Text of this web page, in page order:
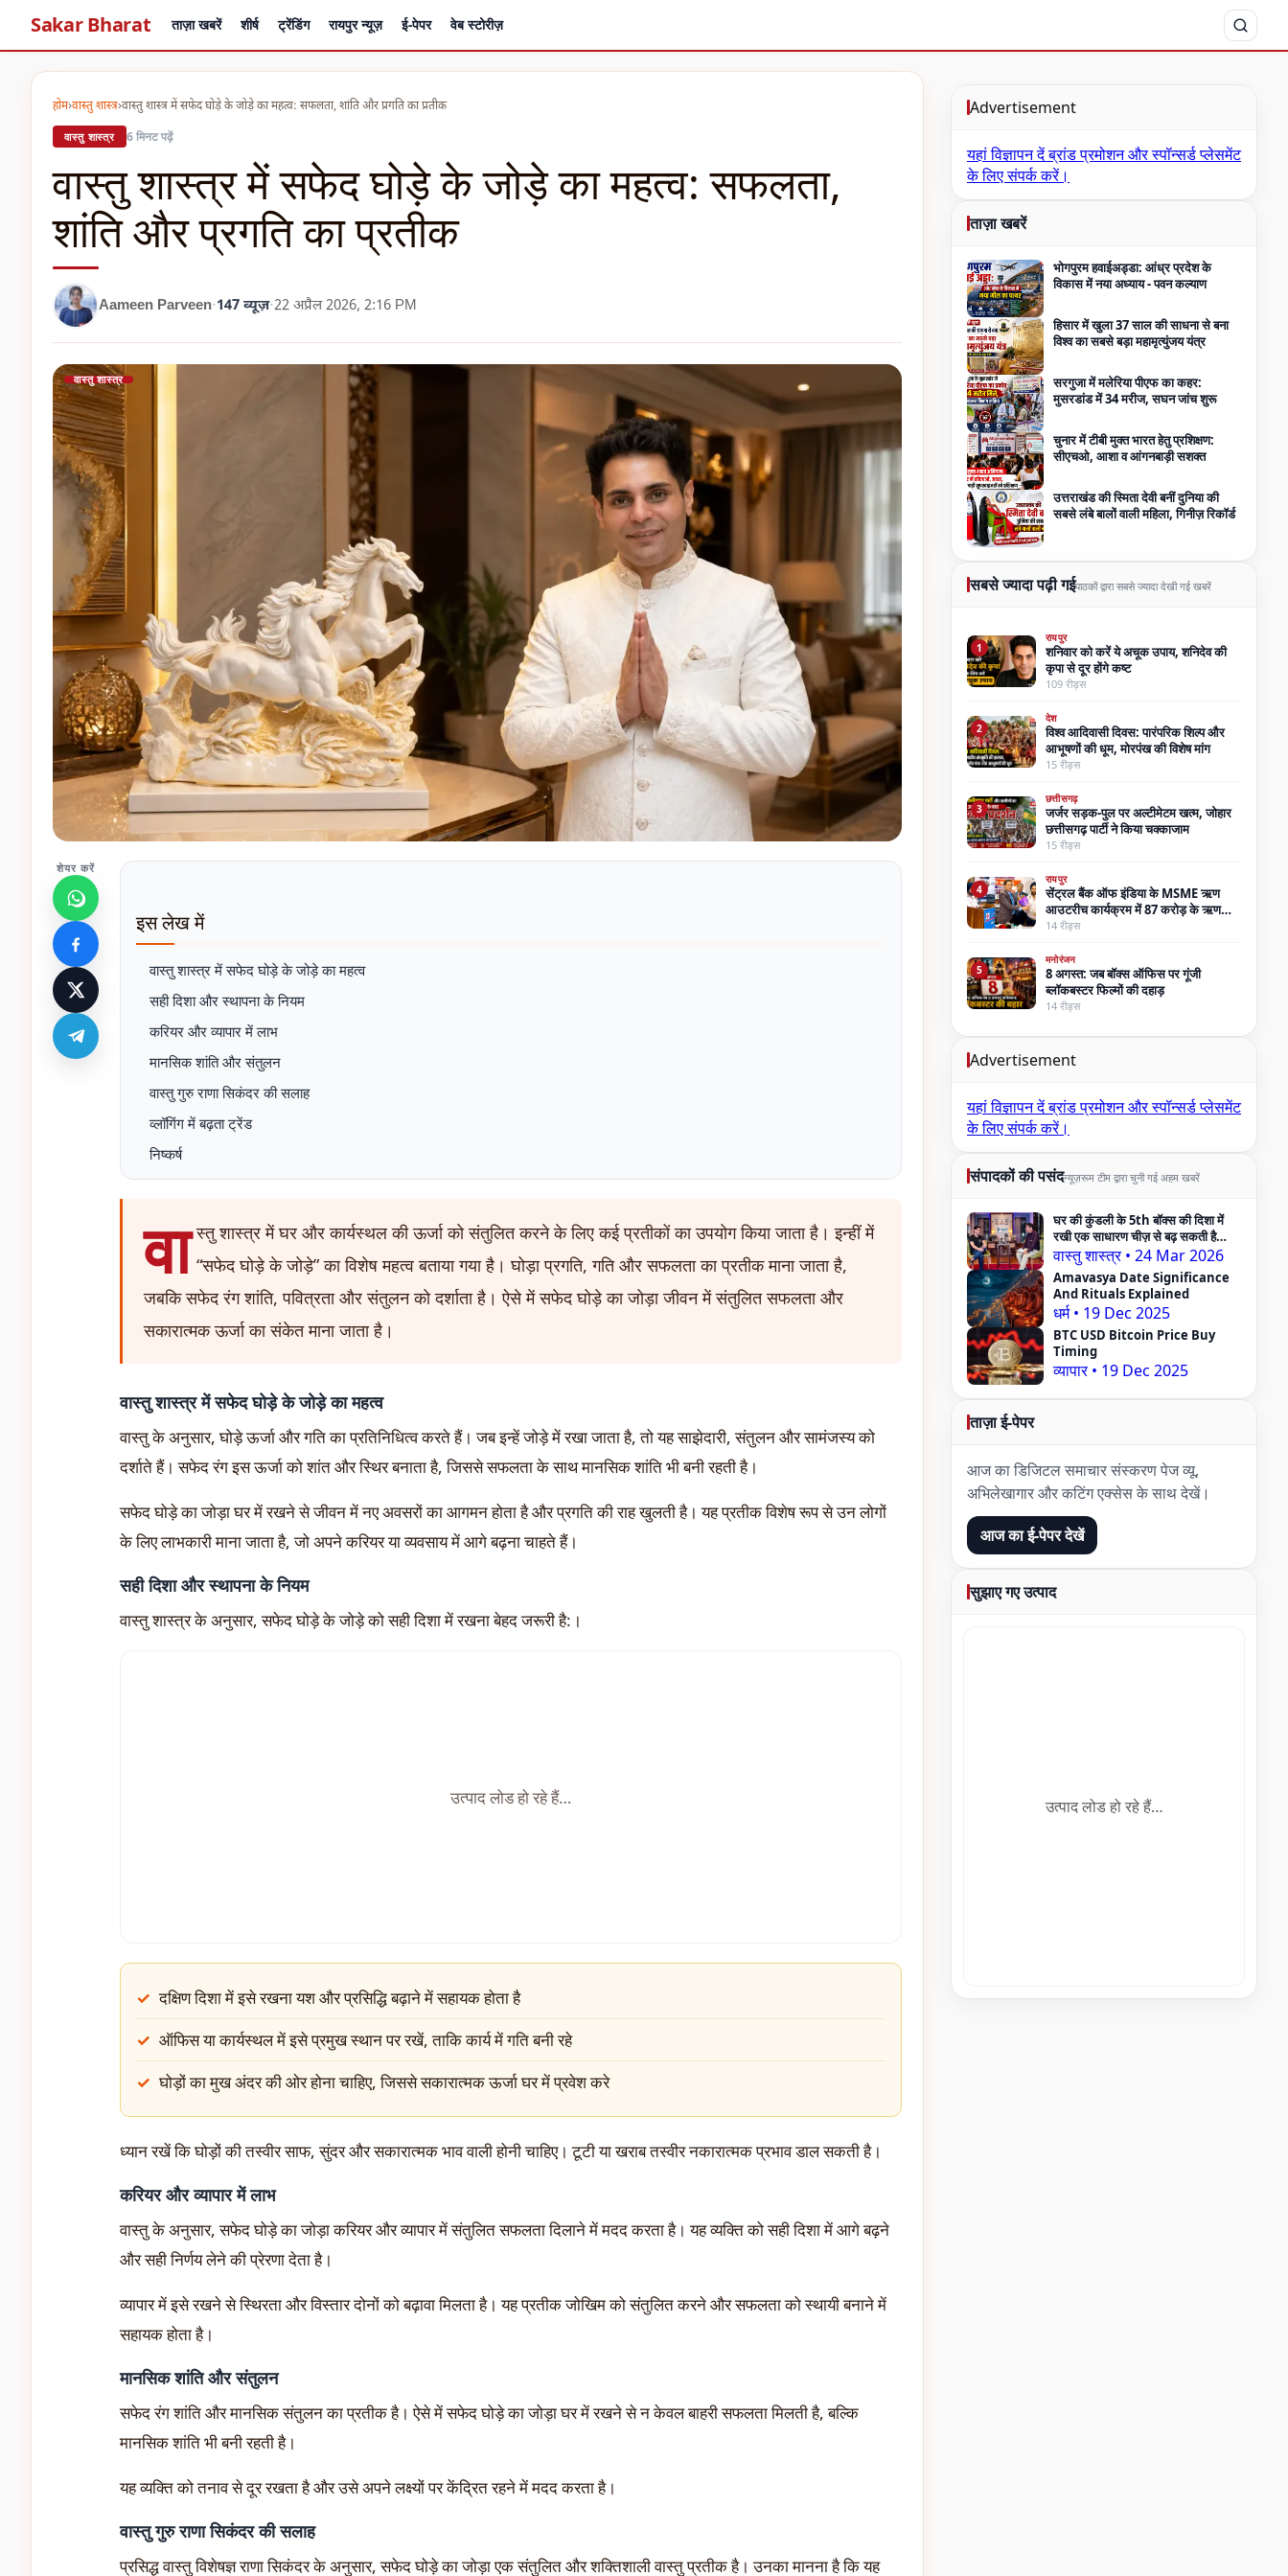
Sakar Bharat ताज़ा खबरें शीर्ष ट्रेंडिंग रायपुर न्यूज़ ई-पेपर वेब स्टोरीज़
होम›वास्तु शास्त्र›वास्तु शास्त्र में सफेद घोड़े के जोड़े का महत्व: सफलता, शांति और प्रगति का प्रतीक
वास्तु शास्त्र 6 मिनट पढ़ें
वास्तु शास्त्र में सफेद घोड़े के जोड़े का महत्व: सफलता,
शांति और प्रगति का प्रतीक
Aameen Parveen·147 व्यूज़·22 अप्रैल 2026, 2:16 PM
वास्तु शास्त्र
शेयर करें
इस लेख में
वास्तु शास्त्र में सफेद घोड़े के जोड़े का महत्व
सही दिशा और स्थापना के नियम
करियर और व्यापार में लाभ
मानसिक शांति और संतुलन
वास्तु गुरु राणा सिकंदर की सलाह
व्लॉगिंग में बढ़ता ट्रेंड
निष्कर्ष
वा स्तु शास्त्र में घर और कार्यस्थल की ऊर्जा को संतुलित करने के लिए कई प्रतीकों का उपयोग किया जाता है। इन्हीं में
“सफेद घोड़े के जोड़े” का विशेष महत्व बताया गया है। घोड़ा प्रगति, गति और सफलता का प्रतीक माना जाता है,
जबकि सफेद रंग शांति, पवित्रता और संतुलन को दर्शाता है। ऐसे में सफेद घोड़े का जोड़ा जीवन में संतुलित सफलता और
सकारात्मक ऊर्जा का संकेत माना जाता है।
वास्तु शास्त्र में सफेद घोड़े के जोड़े का महत्व
वास्तु के अनुसार, घोड़े ऊर्जा और गति का प्रतिनिधित्व करते हैं। जब इन्हें जोड़े में रखा जाता है, तो यह साझेदारी, संतुलन और सामंजस्य को
दर्शाते हैं। सफेद रंग इस ऊर्जा को शांत और स्थिर बनाता है, जिससे सफलता के साथ मानसिक शांति भी बनी रहती है।
सफेद घोड़े का जोड़ा घर में रखने से जीवन में नए अवसरों का आगमन होता है और प्रगति की राह खुलती है। यह प्रतीक विशेष रूप से उन लोगों
के लिए लाभकारी माना जाता है, जो अपने करियर या व्यवसाय में आगे बढ़ना चाहते हैं।
सही दिशा और स्थापना के नियम
वास्तु शास्त्र के अनुसार, सफेद घोड़े के जोड़े को सही दिशा में रखना बेहद जरूरी है:।
उत्पाद लोड हो रहे हैं…
दक्षिण दिशा में इसे रखना यश और प्रसिद्धि बढ़ाने में सहायक होता है
ऑफिस या कार्यस्थल में इसे प्रमुख स्थान पर रखें, ताकि कार्य में गति बनी रहे
घोड़ों का मुख अंदर की ओर होना चाहिए, जिससे सकारात्मक ऊर्जा घर में प्रवेश करे
ध्यान रखें कि घोड़ों की तस्वीर साफ, सुंदर और सकारात्मक भाव वाली होनी चाहिए। टूटी या खराब तस्वीर नकारात्मक प्रभाव डाल सकती है।
करियर और व्यापार में लाभ
वास्तु के अनुसार, सफेद घोड़े का जोड़ा करियर और व्यापार में संतुलित सफलता दिलाने में मदद करता है। यह व्यक्ति को सही दिशा में आगे बढ़ने
और सही निर्णय लेने की प्रेरणा देता है।
व्यापार में इसे रखने से स्थिरता और विस्तार दोनों को बढ़ावा मिलता है। यह प्रतीक जोखिम को संतुलित करने और सफलता को स्थायी बनाने में
सहायक होता है।
मानसिक शांति और संतुलन
सफेद रंग शांति और मानसिक संतुलन का प्रतीक है। ऐसे में सफेद घोड़े का जोड़ा घर में रखने से न केवल बाहरी सफलता मिलती है, बल्कि
मानसिक शांति भी बनी रहती है।
यह व्यक्ति को तनाव से दूर रखता है और उसे अपने लक्ष्यों पर केंद्रित रहने में मदद करता है।
वास्तु गुरु राणा सिकंदर की सलाह
प्रसिद्ध वास्तु विशेषज्ञ राणा सिकंदर के अनुसार, सफेद घोड़े का जोड़ा एक संतुलित और शक्तिशाली वास्तु प्रतीक है। उनका मानना है कि यह
Advertisement
यहां विज्ञापन देंब्रांड प्रमोशन और स्पॉन्सर्ड प्लेसमेंट
के लिए संपर्क करें।
ताज़ा खबरें
भोगपुरम हवाईअड्डा: आंध्र प्रदेश के
विकास में नया अध्याय - पवन कल्याण
हिसार में खुला 37 साल की साधना से बना
विश्व का सबसे बड़ा महामृत्युंजय यंत्र
सरगुजा में मलेरिया पीएफ का कहर:
मुसरडांड में 34 मरीज, सघन जांच शुरू
चुनार में टीबी मुक्त भारत हेतु प्रशिक्षण:
सीएचओ, आशा व आंगनबाड़ी सशक्त
उत्तराखंड की स्मिता देवी बनीं दुनिया की
सबसे लंबे बालों वाली महिला, गिनीज़ रिकॉर्ड
सबसे ज्यादा पढ़ी गईपाठकों द्वारा सबसे ज्यादा देखी गई खबरें
1
रायपुर
शनिवार को करें ये अचूक उपाय, शनिदेव की
कृपा से दूर होंगे कष्ट
109 रीड्स
2
देश
विश्व आदिवासी दिवस: पारंपरिक शिल्प और
आभूषणों की धूम, मोरपंख की विशेष मांग
15 रीड्स
3
छत्तीसगढ़
जर्जर सड़क-पुल पर अल्टीमेटम खत्म, जोहार
छत्तीसगढ़ पार्टी ने किया चक्काजाम
15 रीड्स
4
रायपुर
सेंट्रल बैंक ऑफ इंडिया के MSME ऋण
आउटरीच कार्यक्रम में 87 करोड़ के ऋण
स्वीकृत, विशिष्ट अतिथि बने तरणजीत सिंह होरा
14 रीड्स
5
मनोरंजन
8 अगस्त: जब बॉक्स ऑफिस पर गूंजी
ब्लॉकबस्टर फिल्मों की दहाड़
14 रीड्स
Advertisement
यहां विज्ञापन देंब्रांड प्रमोशन और स्पॉन्सर्ड प्लेसमेंट
के लिए संपर्क करें।
संपादकों की पसंदन्यूज़रूम टीम द्वारा चुनी गई अहम खबरें
घर की कुंडली के 5th बॉक्स की दिशा में
रखी एक साधारण चीज़ से बढ़ सकती है
Pregnancy Problem — Vastu
Expert का दावा
वास्तु शास्त्र • 24 Mar 2026
Amavasya Date Significance
And Rituals Explained
धर्म • 19 Dec 2025
BTC USD Bitcoin Price Buy
Timing
व्यापार • 19 Dec 2025
ताज़ा ई-पेपर
आज का डिजिटल समाचार संस्करण पेज व्यू,
अभिलेखागार और कटिंग एक्सेस के साथ देखें।
आज का ई-पेपर देखें
सुझाए गए उत्पाद
उत्पाद लोड हो रहे हैं…